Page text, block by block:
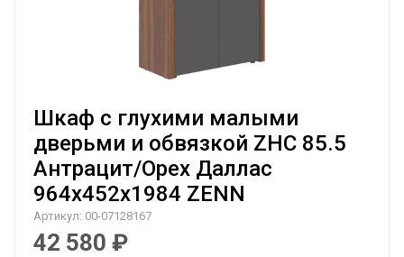
Шкаф с глухими малыми
дверьми и обвязкой ZHC 85.5
Антрацит/Орех Даллас
964х452х1984 ZENN
Артикул: 00-07128167
42 580 ₽